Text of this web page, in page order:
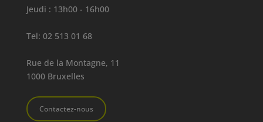
Jeudi : 13h00 - 16h00
Tel: 02 513 01 68
Rue de la Montagne, 11
1000 Bruxelles
Contactez-nous